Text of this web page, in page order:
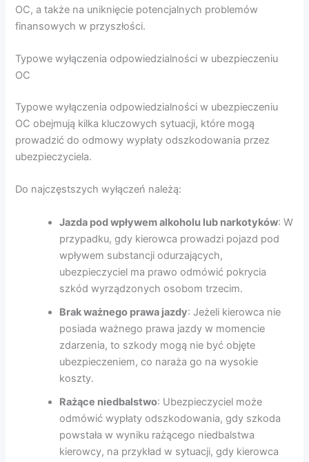
OC, a także na uniknięcie potencjalnych problemów
finansowych w przyszłości.
Typowe wyłączenia odpowiedzialności w ubezpieczeniu
OC
Typowe wyłączenia odpowiedzialności w ubezpieczeniu
OC obejmują kilka kluczowych sytuacji, które mogą
prowadzić do odmowy wypłaty odszkodowania przez
ubezpieczyciela.
Do najczęstszych wyłączeń należą:
Jazda pod wpływem alkoholu lub narkotyków: W
przypadku, gdy kierowca prowadzi pojazd pod
wpływem substancji odurzających,
ubezpieczyciel ma prawo odmówić pokrycia
szkód wyrządzonych osobom trzecim.
Brak ważnego prawa jazdy: Jeżeli kierowca nie
posiada ważnego prawa jazdy w momencie
zdarzenia, to szkody mogą nie być objęte
ubezpieczeniem, co naraża go na wysokie
koszty.
Rażące niedbalstwo: Ubezpieczyciel może
odmówić wypłaty odszkodowania, gdy szkoda
powstała w wyniku rażącego niedbalstwa
kierowcy, na przykład w sytuacji, gdy kierowca